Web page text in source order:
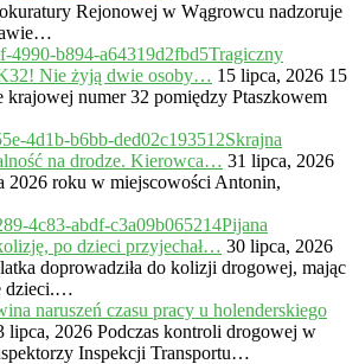
Rejonowej w Wągrowcu nadzoruje
Tragiczny
Nie żyją dwie osoby… 15 lipca, 2026 15
krajowej numer 32 pomiędzy Ptaszkowem
Skrajna
na drodze. Kierowca… 31 lipca, 2026
2026 roku w miejscowości Antonin,
Pijana
po dzieci przyjechał… 30 lipca, 2026
doprowadziła do kolizji drogowej, mając
dzieci.…
naruszeń czasu pracy u holenderskiego
lipca, 2026 Podczas kontroli drogowej w
Inspekcji Transportu…